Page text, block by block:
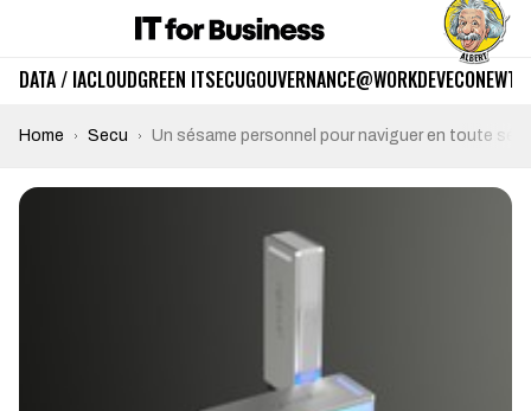
DATA / IACLOUDGREEN ITSECUGOUVERNANCE@WORKDEVECO
Home Secu Un sésame personnel pour naviguer en toute